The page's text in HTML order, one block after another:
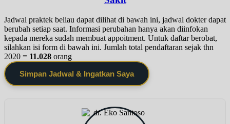
Jadwal praktek beliau dapat dilihat di bawah ini, jadwal dokter dapat
berubah setiap saat. Informasi perubahan hanya akan diinfokan
kepada mereka sudah membuat appoitment. Untuk daftar berobat,
silahkan isi form di bawah ini. Jumlah total pendaftaran sejak thn
2020 = 11.028 orang
Simpan Jadwal & Ingatkan Saya